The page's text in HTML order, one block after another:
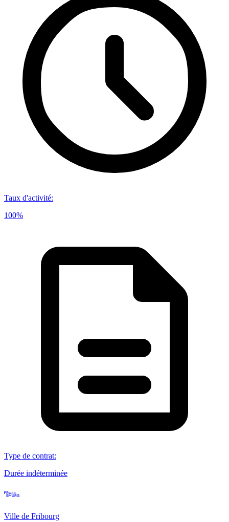
Taux d'activité:
100%
Type de contrat:
Durée indéterminée
Ville de Fribourg